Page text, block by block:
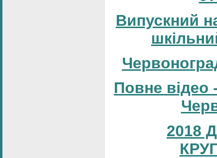
Випускний
Повне відео
2018